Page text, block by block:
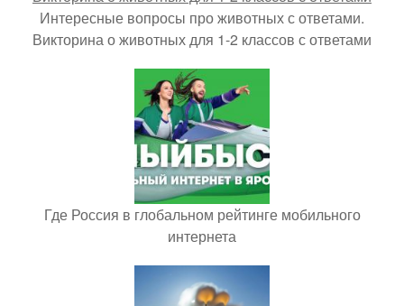
Интересные вопросы про животных с ответами.
Викторина о животных для 1-2 классов с ответами
Где Россия в глобальном рейтинге мобильного
интернета